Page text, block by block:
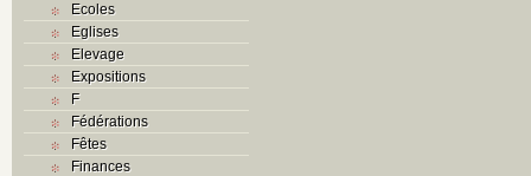
Ecoles
Eglises
Elevage
Expositions
F
Fédérations
Fêtes
Finances